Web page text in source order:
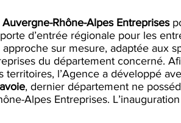
Auvergne-Rhône-Alpes Entreprises
d’entrée régionale pour les
sur mesure, adaptée aux
du département concerné.
l’Agence a développé
, dernier département ne
Alpes Entreprises.